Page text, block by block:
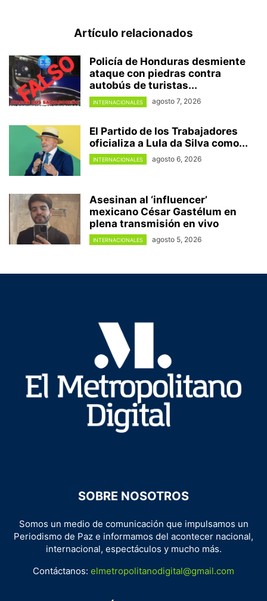
Artículo relacionados
Policía de Honduras desmiente
ataque con piedras contra
autobús de turistas...
INTERNACIONALES agosto 7, 2026
El Partido de los Trabajadores
oficializa a Lula da Silva como...
INTERNACIONALES agosto 6, 2026
Asesinan al ‘influencer’
mexicano César Gastélum en
plena transmisión en vivo
INTERNACIONALES agosto 5, 2026
SOBRE NOSOTROS
Somos un medio de comunicación que impulsamos un
Periodismo de Paz e informamos del acontecer nacional,
internacional, espectáculos y mucho más.
Contáctanos: elmetropolitanodigital@gmail.com